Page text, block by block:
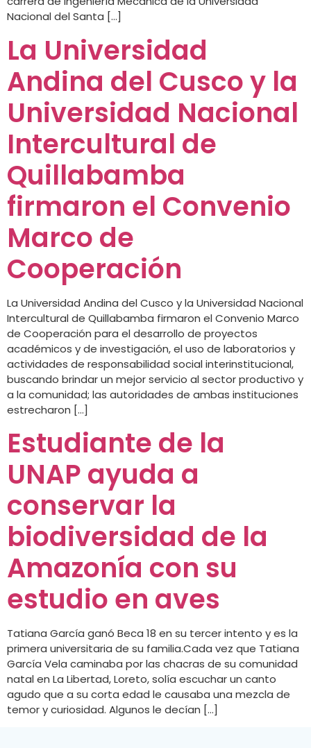
Nacional del Santa […]
La Universidad
Andina del Cusco y la
Universidad Nacional
Intercultural de
Quillabamba
firmaron el Convenio
Marco de
Cooperación
La Universidad Andina del Cusco y la Universidad Nacional
Intercultural de Quillabamba firmaron el Convenio Marco
de Cooperación para el desarrollo de proyectos
académicos y de investigación, el uso de laboratorios y
actividades de responsabilidad social interinstitucional,
buscando brindar un mejor servicio al sector productivo y
a la comunidad; las autoridades de ambas instituciones
estrecharon […]
Estudiante de la
UNAP ayuda a
conservar la
biodiversidad de la
Amazonía con su
estudio en aves
Tatiana García ganó Beca 18 en su tercer intento y es la
primera universitaria de su familia.Cada vez que Tatiana
García Vela caminaba por las chacras de su comunidad
natal en La Libertad, Loreto, solía escuchar un canto
agudo que a su corta edad le causaba una mezcla de
temor y curiosidad. Algunos le decían […]